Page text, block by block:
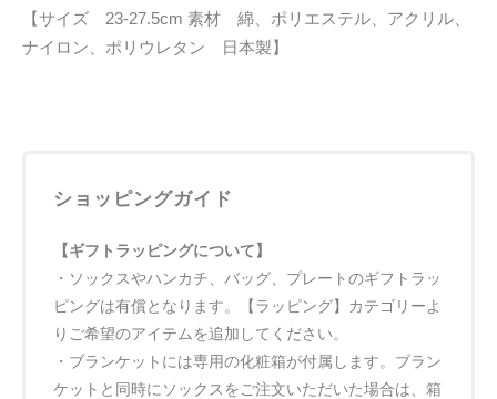
【サイズ 23-27.5cm 素材 綿、ポリエステル、アクリル、
ナイロン、ポリウレタン 日本製】
ショッピングガイド
【ギフトラッピングについて】
・ソックスやハンカチ、バッグ、プレートのギフトラッ
ピングは有償となります。【ラッピング】カテゴリーよ
りご希望のアイテムを追加してください。
・ブランケットには専用の化粧箱が付属します。ブラン
ケットと同時にソックスをご注文いただいた場合は、箱